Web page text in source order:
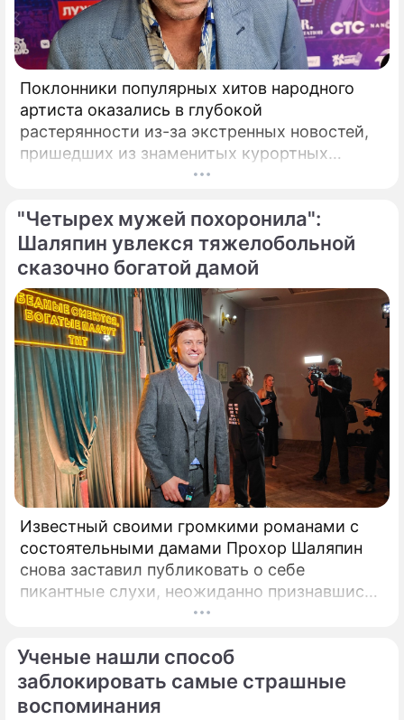
Поклонники популярных хитов народного
артиста оказались в глубокой
растерянности из-за экстренных новостей,
пришедших из знаменитых курортных
городов. Григорий Лепс, чей гастрольный
вперед, ошарашил публику крайне
неприятным решением.
"Четырех мужей похоронила":
Шаляпин увлекся тяжелобольной
сказочно богатой дамой
Известный своими громкими романами с
состоятельными дамами Прохор Шаляпин
снова заставил публиковать о себе
пикантные слухи, неожиданно признавшись
в чувствах к весьма непростой женщина.
представительниц прекрасного пола с
внушительным жизненным опытом Прохор
Шаляпин вновь оказался в эпицентре
Ученые нашли способ
заблокировать самые страшные
воспоминания